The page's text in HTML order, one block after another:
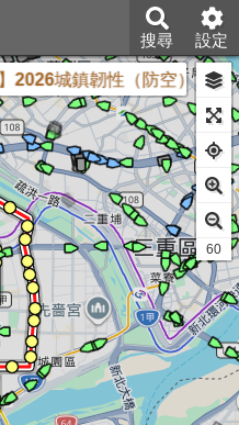
搜尋 設定
2026城鎮韌性（防空）演習
61